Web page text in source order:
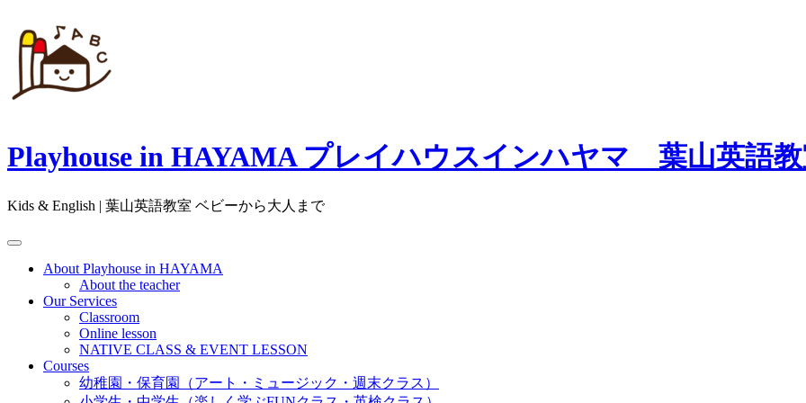
content
Playhouse in HAYAMA プレイハウスインハヤマ 葉山英語
Kids & English | 葉山英語教室 ベビーから大人まで
About Playhouse in HAYAMA
About the teacher
Our Services
Classroom
Online lesson
NATIVE CLASS & EVENT LESSON
Courses
幼稚園・保育園（アート・ミュージック・週末クラス）